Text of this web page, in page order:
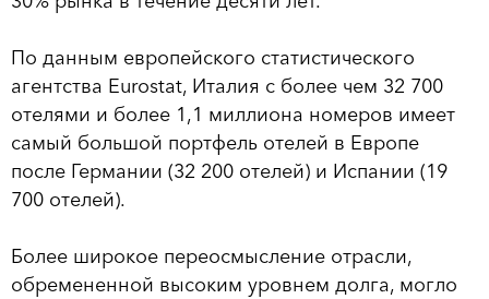
По данным европейского статистического
агентства Eurostat, Италия с более чем 32 700
отелями и более 1,1 миллиона номеров имеет
самый большой портфель отелей в Европе
после Германии (32 200 отелей) и Испании (19
700 отелей).
Более широкое переосмысление отрасли,
обремененной высоким уровнем долга, могло